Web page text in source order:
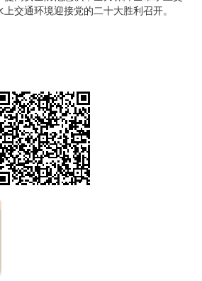
交通环境迎接党的二十大胜利召开。